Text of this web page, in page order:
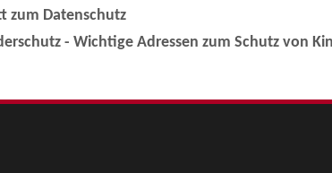
zum Datenschutz
- Wichtige Adressen zum Schutz von